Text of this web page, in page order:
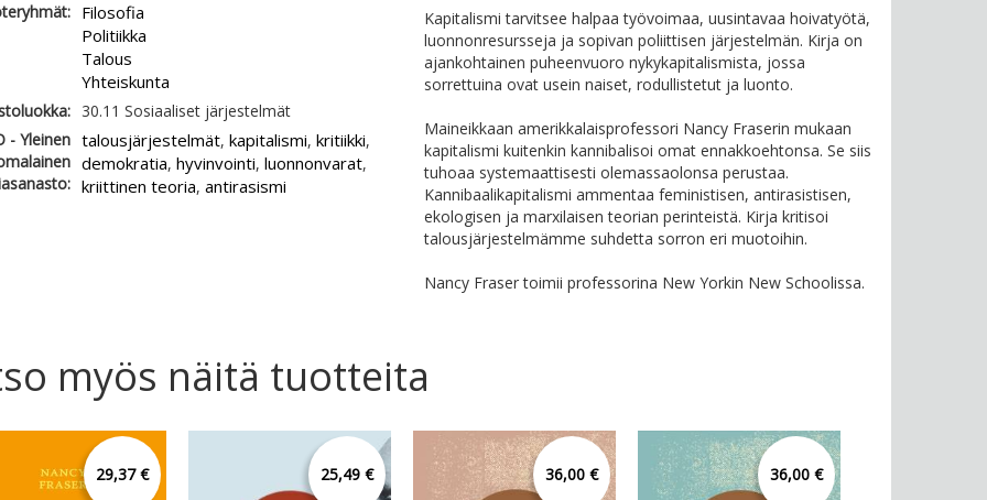
Filosofia
Politiikka
Talous
Yhteiskunta
30.11 Sosiaaliset järjestelmät
- Yleinen talousjärjestelmät, kapitalismi, kritiikki,
demokratia, hyvinvointi, luonnonvarat,
kriittinen teoria, antirasismi
Kapitalismi tarvitsee halpaa työvoimaa, uusintavaa hoivatyötä,
luonnonresursseja ja sopivan poliittisen järjestelmän. Kirja on
ajankohtainen puheenvuoro nykykapitalismista, jossa
sorrettuina ovat usein naiset, rodullistetut ja luonto.
Maineikkaan amerikkalaisprofessori Nancy Fraserin mukaan
kapitalismi kuitenkin kannibalisoi omat ennakkoehtonsa. Se siis
tuhoaa systemaattisesti olemassaolonsa perustaa.
Kannibaalikapitalismi ammentaa feministisen, antirasistisen,
ekologisen ja marxilaisen teorian perinteistä. Kirja kritisoi
talousjärjestelmämme suhdetta sorron eri muotoihin.
Nancy Fraser toimii professorina New Yorkin New Schoolissa.
myös näitä tuotteita
29,37 € 25,49 € 36,00 € 36,00 €